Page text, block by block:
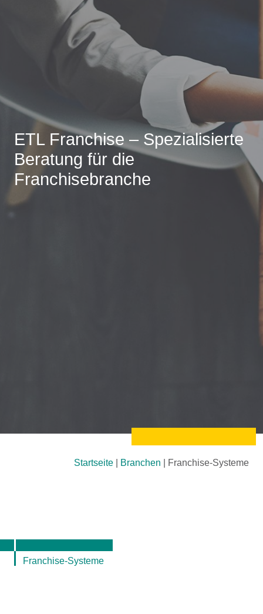
ETL Franchise – Spezialisierte
Beratung für die
Franchisebranche
Startseite Branchen Franchise-Systeme
Franchise-Systeme